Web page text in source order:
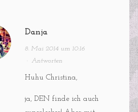
Danja
8. Mai 2014 um 10:16
· Antworten
Huhu Christina,
ja, DEN finde ich auch